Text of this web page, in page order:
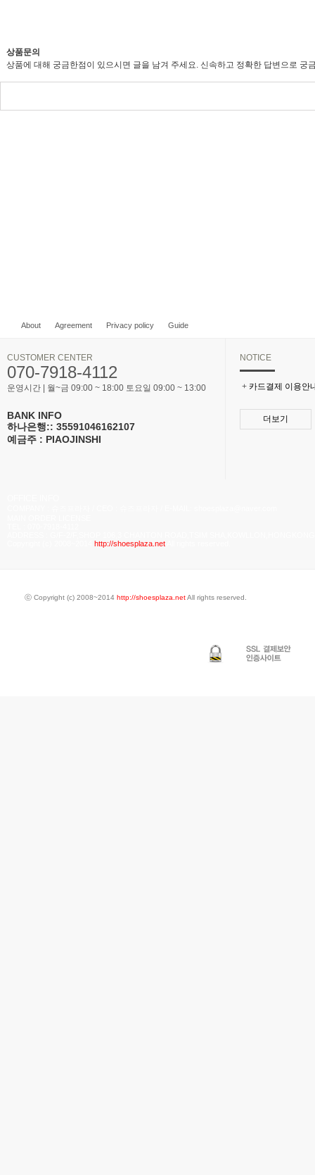
상품문의
상품에 대해 궁금한점이 있으시면 글을 남겨 주세요. 신속하고 정확한 답변으로 궁
About Agreement Privacy policy Guide
CUSTOMER CENTER
070-7918-4112
운영시간 | 월~금 09:00 ~ 18:00 토요일 09:00 ~ 13:00
BANK INFO
하나은행:: 35591046162107
예금주 : PIAOJINSHI
NOTICE
+ 카드결제 이용안
더보기
http://shoesplaza.net
ⓒ Copyright (c) 2008~2014 http://shoesplaza.netAll rights reserved.